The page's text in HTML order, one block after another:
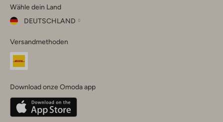
Instagram
Facebook
TikTok
Wähle dein Land
DEUTSCHLAND
dein
Land
Belgique(Français)
Deutschland
Versandmethoden
Download onze Omoda app